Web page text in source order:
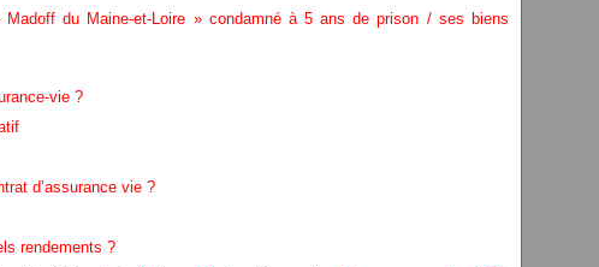
du Maine-et-Loire » condamné à 5 ans de prison / ses biens
vie ?
d’assurance vie ?
rendements ?